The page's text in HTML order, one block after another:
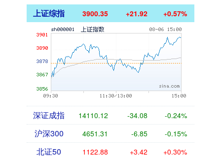
上证综指 3900.35 +21.92 +0.57%
深证成指 14110.12 -34.08 -0.24%
沪深300 4651.31 -6.85 -0.15%
北证50 1122.88 +3.42 +0.30%